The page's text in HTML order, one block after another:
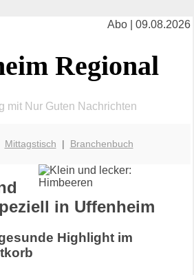
Abo | 09.08.2026
Regional
mit Nur Guten Nachrichten
Mittagstisch | Branchenbuch
in Uffenheim
Highlight im